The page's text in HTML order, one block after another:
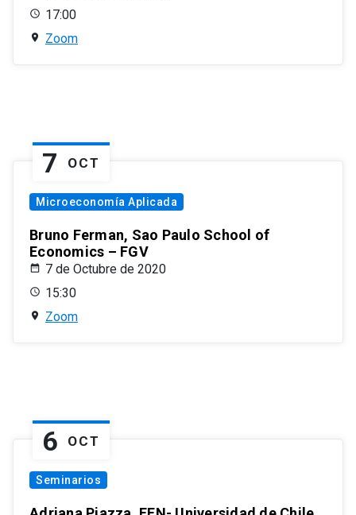
17:00
Zoom
7 OCT
Microeconomía Aplicada
Bruno Ferman, Sao Paulo School of
Economics – FGV
7 de Octubre de 2020
15:30
Zoom
6 OCT
Seminarios